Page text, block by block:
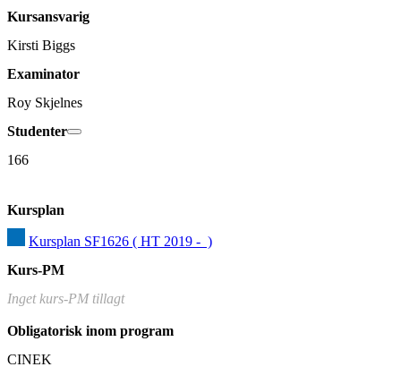
Kursansvarig
Kirsti Biggs
Examinator
Roy Skjelnes
Studenter
166
Kursplan
Kursplan SF1626 ( HT 2019 -  )
Kurs-PM
Inget kurs-PM tillagt
Obligatorisk inom program
CINEK